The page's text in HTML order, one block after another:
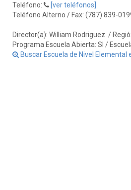
Teléfono:
[ver teléfonos]
Teléfono Alterno / Fax: (787) 839-
Director(a): William Rodriguez /
Programa Escuela Abierta: SI /
Buscar Escuela de Nivel Elemental